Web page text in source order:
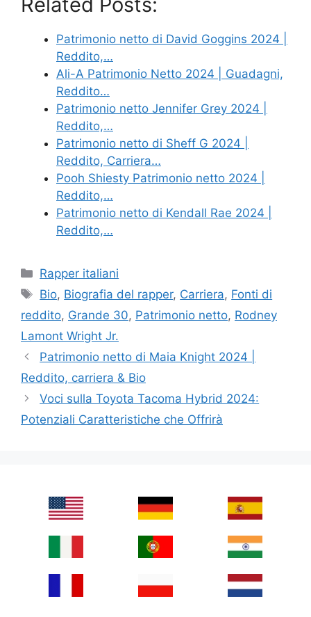
Patrimonio netto di David Goggins 2024 |
Reddito,…
Ali-A Patrimonio Netto 2024 | Guadagni,
Reddito…
Patrimonio netto Jennifer Grey 2024 |
Reddito,…
Patrimonio netto di Sheff G 2024 |
Reddito, Carriera…
Pooh Shiesty Patrimonio netto 2024 |
Reddito,…
Patrimonio netto di Kendall Rae 2024 |
Reddito,…
Categories
Rapper italiani
Tags
Bio, Biografia del rapper, Carriera, Fonti di
reddito, Grande 30, Patrimonio netto, Rodney
Lamont Wright Jr.
Patrimonio netto di Maia Knight 2024 |
Reddito, carriera & Bio
Voci sulla Toyota Tacoma Hybrid 2024:
Potenziali Caratteristiche che Offrirà